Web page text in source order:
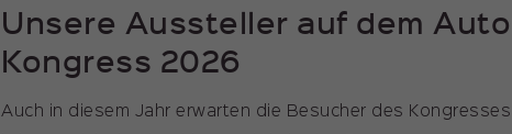
Unsere Aussteller auf dem
Kongress 2026
Auch in diesem Jahr erwarten die Besucher des